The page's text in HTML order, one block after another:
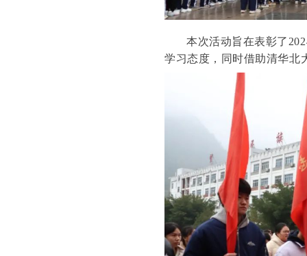
本次活动旨在表彰了
学习态度，同时借助清华北